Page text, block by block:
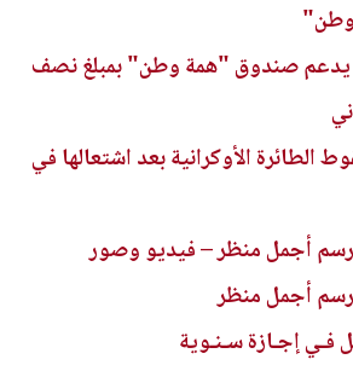
يدعم صندوق "همة وطن" بمبلغ نصف
الأوكرانية بعد اشتعالها في
أجمل منظر – فيديو وصور
أجمل منظر
فـي إجـازة سـنـوية